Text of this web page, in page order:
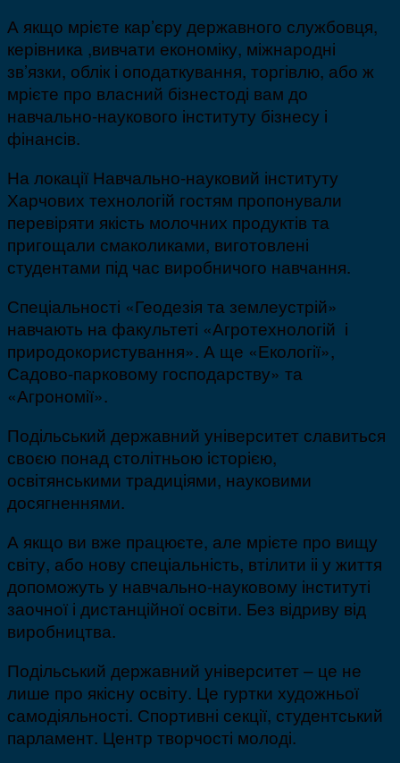
А якщо мрієте кар’єру державного службовця,
керівника ,вивчати економіку, міжнародні
зв’язки, облік і оподаткування, торгівлю, або ж
мрієте про власний бізнестоді вам до
навчально-наукового інституту бізнесу і
фінансів.
На локації Навчально-науковий інституту
Харчових технологій гостям пропонували
перевіряти якість молочних продуктів та
пригощали смаколиками, виготовлені
студентами під час виробничого навчання.
Спеціальності «Геодезія та землеустрій»
навчають на факультеті «Агротехнологій і
природокористування». А ще «Екології»,
Садово-парковому господарству» та
«Агрономії».
Подільський державний університет славиться
своєю понад столітньою історією,
освітянськими традиціями, науковими
досягненнями.
А якщо ви вже працюєте, але мрієте про вищу
світу, або нову спеціальність, втілити іі у життя
допоможуть у навчально-науковому інституті
заочної і дистанційної освіти. Без відриву від
виробництва.
Подільський державний університет – це не
лише про якісну освіту. Це гуртки художньої
самодіяльності. Спортивні секції, студентський
парламент. Центр творчості молоді.